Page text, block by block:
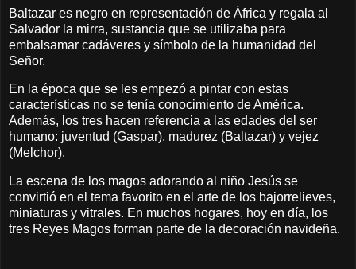
Baltazar es negro en representación de África y regala al
Salvador la mirra, sustancia que se utilizaba para
embalsamar cadáveres y símbolo de la humanidad del
Señor.
En la época que se les empezó a pintar con estas
características no se tenía conocimiento de América.
Además, los tres hacen referencia a las edades del ser
humano: juventud (Gaspar), madurez (Baltazar) y vejez
(Melchor).
La escena de los magos adorando al niño Jesús se
convirtió en el tema favorito en el arte de los bajorrelieves,
miniaturas y vitrales. En muchos hogares, hoy en día, los
tres Reyes Magos forman parte de la decoración navideña.